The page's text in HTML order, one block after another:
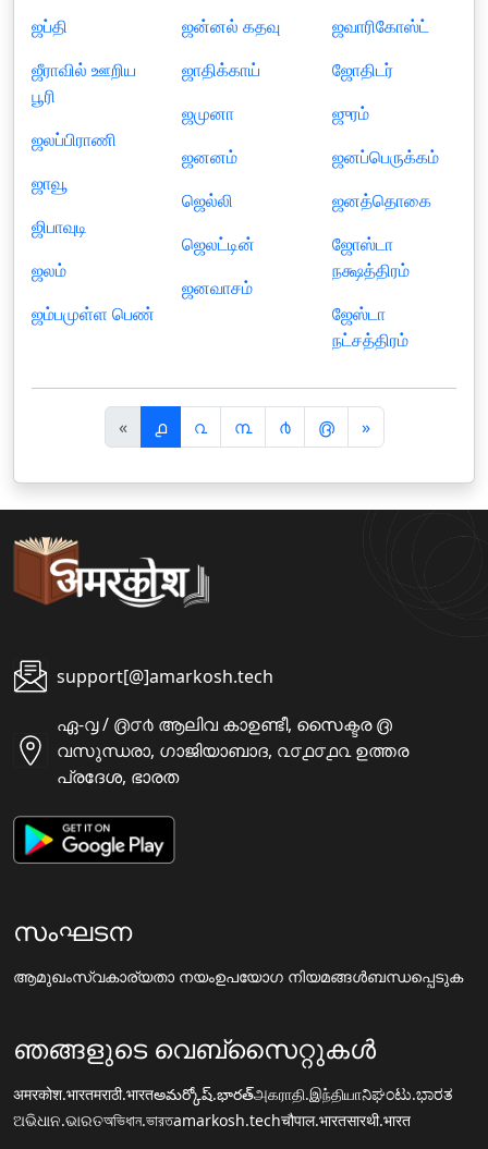
ஜப்தி
ஜீராவில் ஊறிய
பூரி
ஜலப்பிராணி
ஜாவூ
ஜிபாவுடி
ஜலம்
ஜம்பமுள்ள பெண்
ஜன்னல் கதவு
ஜாதிக்காய்
ஜமுனா
ஜனனம்
ஜெல்லி
ஜெலட்டின்
ஜனவாசம்
ஜவாரிகோஸ்ட்
ஜோதிடர்
ஜுரம்
ஜனப்பெருக்கம்
ஜனத்தொகை
ஜோஸ்டா
நக்ஷத்திரம்
ஜேஸ்டா
நட்சத்திரம்
«पि
छ
ला
൧ ൨ ൩ ൪ ൫ »अ
ग
ला
support[@]amarkosh.tech
ഏ-൮ / ൫൦൪ ആലിവ കാഉണ്ടീ, സൈക്ടര ൫
വസുന്ധരാ, ഗാജിയാബാദ, ൨൦൧൦൧൨ ഉത്തര
പ്രദേശ, ഭാരത
സംഘടന
ആമുഖംസ്വകാര്യതാ നയംഉപയോഗ നിയമങ്ങൾബന്ധപ്പെടുക
ഞങ്ങളുടെ വെബ്സൈറ്റുകൾ
अमरकोश.भारतमराठी.भारतఅమర్కోష్.భారత్அகராதி.இந்தியாನಿಘಂಟು.ಭಾರತ
ଅଭିଧାନ.ଭାରତঅভিধান.ভারতamarkosh.techचौपाल.भारतसारथी.भारत